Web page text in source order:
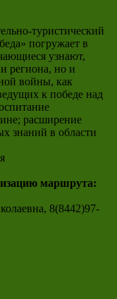
туристический
погружает в
узнают,
региона, но и
войны, как
к победе над
расширение
знаний в области
маршрута:
8(8442)97-